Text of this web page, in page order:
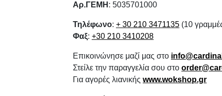
Αρ.ΓΕΜΗ : 5035701000
Τηλέφωνο: + 30 210 3471135 (10
Φαξ: +30 210 3410208
Επικοινώνησε μαζί μας στο
Στείλε την παραγγελία σου στο
Για αγορές λιανικής www.wokshop.gr